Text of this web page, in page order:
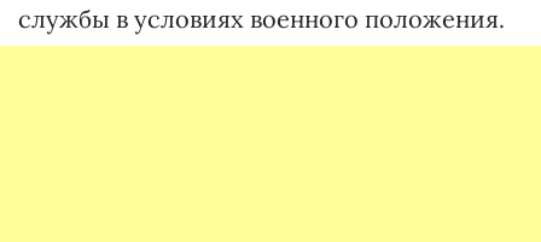
службы в условиях военного положения.